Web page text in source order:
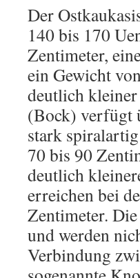
Der
140 bis 170
Zentimeter,
ein Gewicht
deutlich
(Bock) verfügt
stark
70 bis 90
deutlich
erreichen bei
Zentimeter.
und werden
Verbindung